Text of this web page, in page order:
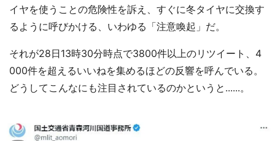
イヤを使うことの危険性を訴え、すぐに冬タイヤに交換す
るように呼びかける、いわゆる「注意喚起」だ。
それが28日13時30分時点で3800件以上のリツイート、4
000件を超えるいいねを集めるほどの反響を呼んでいる。
どうしてこんなにも注目されているのかというと......。